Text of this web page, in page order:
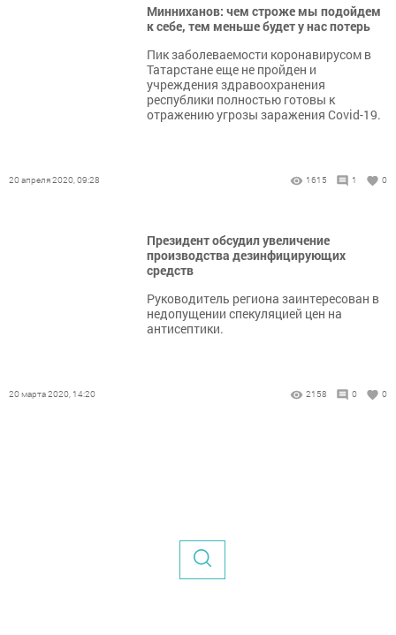
Минниханов: чем строже мы подойдем
к себе, тем меньше будет у нас потерь
Пик заболеваемости коронавирусом в
Татарстане еще не пройден и
учреждения здравоохранения
республики полностью готовы к
отражению угрозы заражения Covid-19.
20 апреля 2020, 09:28 1615 1 0
Президент обсудил увеличение
производства дезинфицирующих
средств
Руководитель региона заинтересован в
недопущении спекуляцией цен на
антисептики.
20 марта 2020, 14:20 2158 0 0